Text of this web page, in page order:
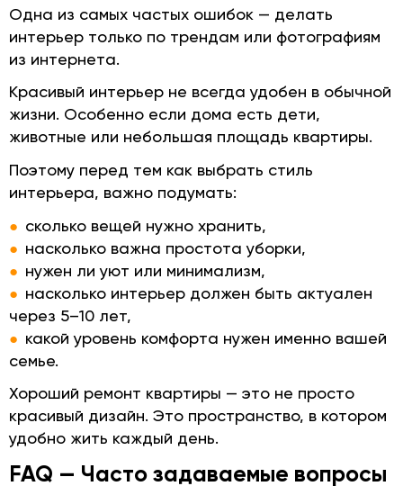
Одна из самых частых ошибок — делать
интерьер только по трендам или фотографиям
из интернета.
Красивый интерьер не всегда удобен в обычной
жизни. Особенно если дома есть дети,
животные или небольшая площадь квартиры.
Поэтому перед тем как выбрать стиль
интерьера, важно подумать:
сколько вещей нужно хранить,
насколько важна простота уборки,
нужен ли уют или минимализм,
насколько интерьер должен быть актуален
через 5–10 лет,
какой уровень комфорта нужен именно вашей
семье.
Хороший ремонт квартиры — это не просто
красивый дизайн. Это пространство, в котором
удобно жить каждый день.
FAQ — Часто задаваемые вопросы